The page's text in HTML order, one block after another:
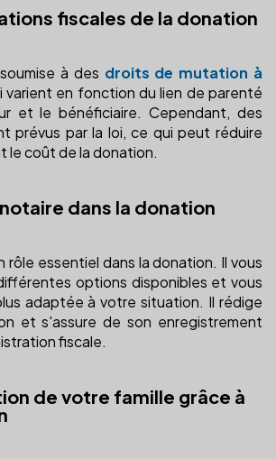
fiscales de la donation
à des droits de mutation à
varient en fonction du lien de parenté
et le bénéficiaire. Cependant, des
prévus par la loi, ce qui peut réduire
le coût de la donation.
dans la donation
rôle essentiel dans la donation. Il vous
options disponibles et vous
adaptée à votre situation. Il rédige
et s'assure de son enregistrement
fiscale.
de votre famille grâce à